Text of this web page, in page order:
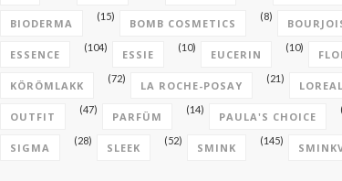
BIODERMA
(15)
BOMB COSMETICS
(8)
ESSENCE
(104)
ESSIE
(10)
EUCERIN
(10)
KÖRÖMLAKK
(72)
LA ROCHE-POSAY
(21)
LOREAL
OUTFIT
(47)
PARFÜM
(14)
PAULA'S CHOICE
SIGMA
(28)
SLEEK
(52)
SMINK
(145)